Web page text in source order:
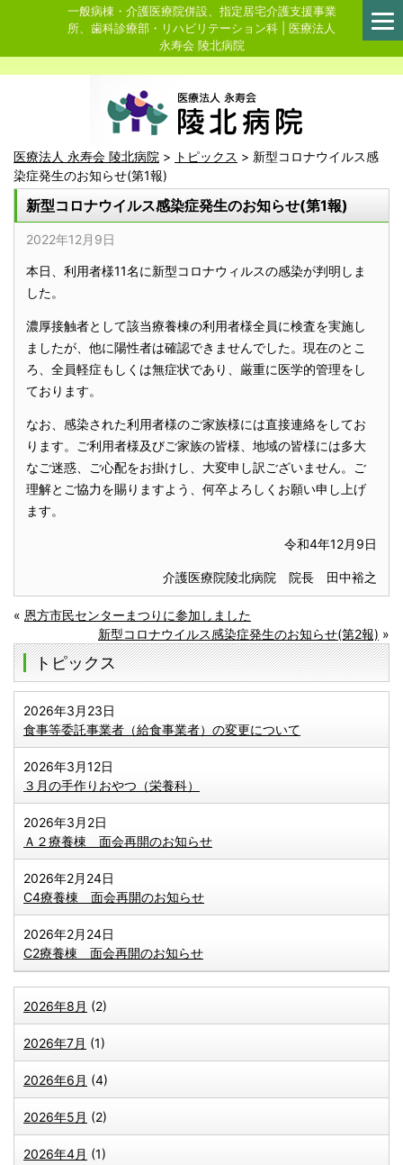
一般病棟・介護医療院併設、指定居宅介護支援事業
所、歯科診療部・リハビリテーション科 | 医療法人
永寿会 陵北病院
医療法人 永寿会 陵北病院 > トピックス > 新型コロナウイルス感
染症発生のお知らせ(第1報)
トピックス
2026年3月23日
食事等委託事業者（給食事業者）の変更について
2026年3月12日
３月の手作りおやつ（栄養科）
2026年3月2日
Ａ２療養棟 面会再開のお知らせ
2026年2月24日
C4療養棟 面会再開のお知らせ
2026年2月24日
C2療養棟 面会再開のお知らせ
2026年8月 (2)
2026年7月 (1)
2026年6月 (4)
2026年5月 (2)
2026年4月 (1)
新型コロナウイルス感染症発生のお知らせ(第1報)
2022年12月9日
本日、利用者様11名に新型コロナウィルスの感染が判明しま
した。
濃厚接触者として該当療養棟の利用者様全員に検査を実施し
ましたが、他に陽性者は確認できませんでした。現在のとこ
ろ、全員軽症もしくは無症状であり、厳重に医学的管理をし
ております。
なお、感染された利用者様のご家族様には直接連絡をしてお
ります。ご利用者様及びご家族の皆様、地域の皆様には多大
なご迷惑、ご心配をお掛けし、大変申し訳ございません。ご
理解とご協力を賜りますよう、何卒よろしくお願い申し上げ
ます。
令和4年12月9日
介護医療院陵北病院 院長 田中裕之
« 恩方市民センターまつりに参加しました
新型コロナウイルス感染症発生のお知らせ(第2報) »